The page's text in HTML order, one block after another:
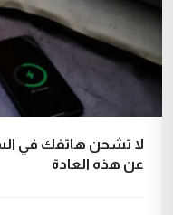
عن هذه العادة